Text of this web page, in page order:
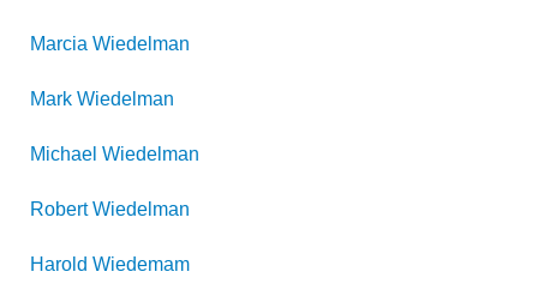
Marcia Wiedelman
Mark Wiedelman
Michael Wiedelman
Robert Wiedelman
Harold Wiedemam